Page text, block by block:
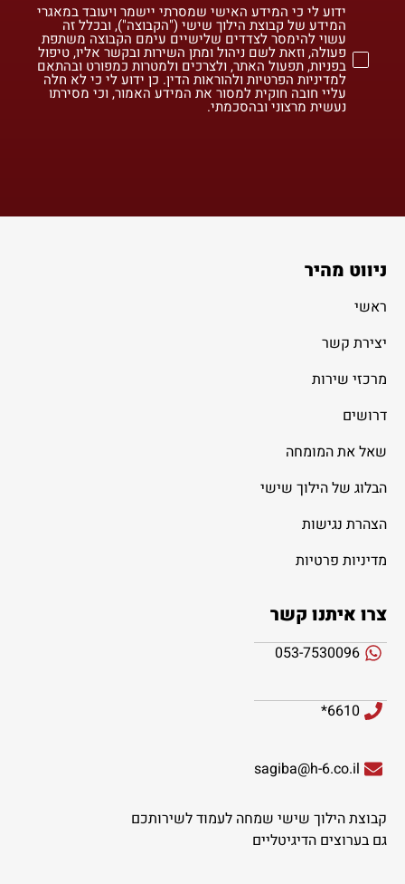
ידוע לי כי המידע האישי שמסרתי יישמר ויעובד במאגרי
המידע של קבוצת הילוך שישי ("הקבוצה"), ובכלל זה
עשוי להימסר לצדדים שלישיים עימם הקבוצה משתפת
פעולה, וזאת לשם ניהול ומתן השירות ובקשר אליו, טיפול
בפניות, תפעול האתר, ולצרכים ולמטרות כמפורט ובהתאם
למדיניות הפרטיות ולהוראות הדין. כן ידוע לי כי לא חלה
עליי חובה חוקית למסור את המידע האמור, וכי מסירתו
נעשית מרצוני ובהסכמתי.
ניווט מהיר
ראשי
יצירת קשר
מרכזי שירות
דרושים
שאל את המומחה
הבלוג של הילוך שישי
הצהרת נגישות
מדיניות פרטיות
צרו איתנו קשר
053-7530096
6610*
sagiba@h-6.co.il
קבוצת הילוך שישי שמחה לעמוד לשירותכם
גם בערוצים הדיגיטליים